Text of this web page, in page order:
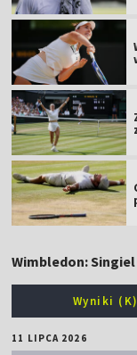
Wimbledon: Singiel
Wyniki (K)
11 LIPCA 2026